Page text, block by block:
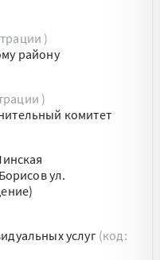
)
району
)
комитет
ул.
услуг (код: